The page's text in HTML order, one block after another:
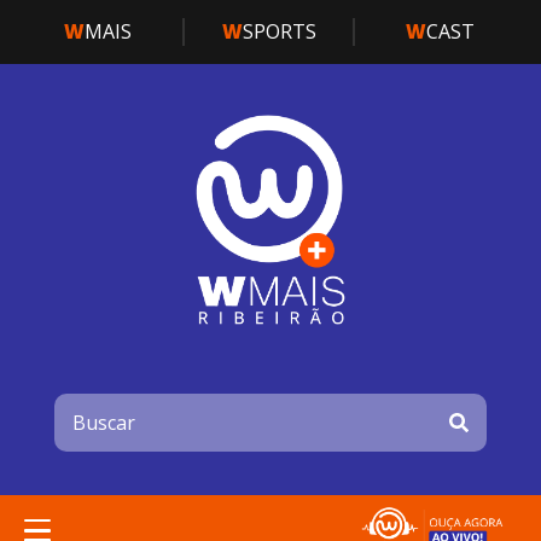
WMAIS WSPORTS WCAST